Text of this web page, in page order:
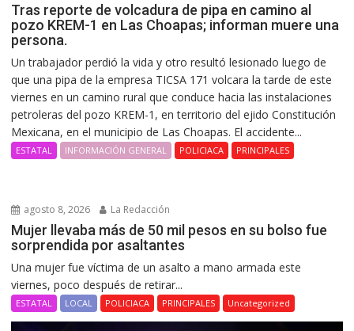
Tras reporte de volcadura de pipa en camino al
pozo KREM-1 en Las Choapas; informan muere una
persona.
Un trabajador perdió la vida y otro resultó lesionado luego de
que una pipa de la empresa TICSA 171 volcara la tarde de este
viernes en un camino rural que conduce hacia las instalaciones
petroleras del pozo KREM-1, en territorio del ejido Constitución
Mexicana, en el municipio de Las Choapas. El accidente...
ESTATAL INFORMACIÓN GENERAL POLICIACA PRINCIPALES
agosto 8, 2026 La Redacción
Mujer llevaba más de 50 mil pesos en su bolso fue
sorprendida por asaltantes
Una mujer fue víctima de un asalto a mano armada este
viernes, poco después de retirar...
ESTATAL LOCAL POLICIACA PRINCIPALES Uncategorized